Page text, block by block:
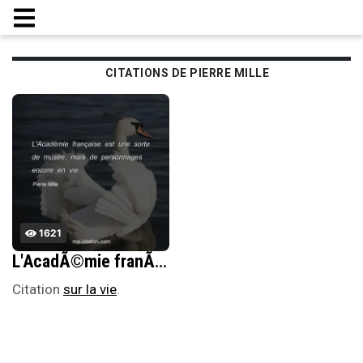
CITATIONS DE PIERRE MILLE
1621
L'AcadÃ©mie franÃ§aise est une sorte de musÃ©e, mais de personnages encore en vie.
Citation sur la vie.